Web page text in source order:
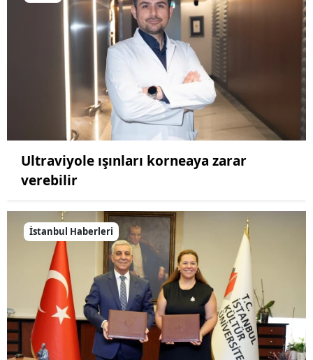
Ultraviyole ışınları korneaya zarar
verebilir
İstanbul Haberleri